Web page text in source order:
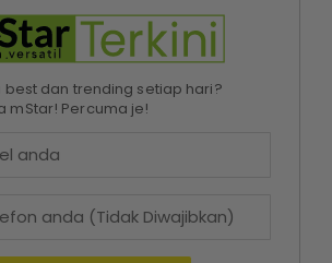
best dan trending setiap hari?
mStar! Percuma je!